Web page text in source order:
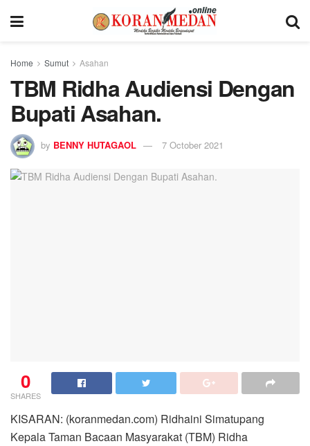
Home Sumut Asahan
TBM Ridha Audiensi Dengan
Bupati Asahan.
by BENNY HUTAGAOL 7 October 2021
0
SHARES
KISARAN: (koranmedan.com) Ridhaini Simatupang
Kepala Taman Bacaan Masyarakat (TBM) Ridha